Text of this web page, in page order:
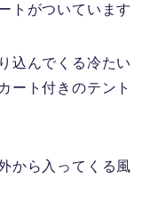
トがついています
込んでくる冷たい
ート付きのテント
から入ってくる風